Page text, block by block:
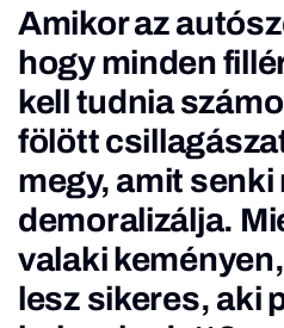
Amikor az
hogy minden
kell tudnia
fölött
megy, amit senki
demoralizálja.
valaki
lesz sikeres, aki